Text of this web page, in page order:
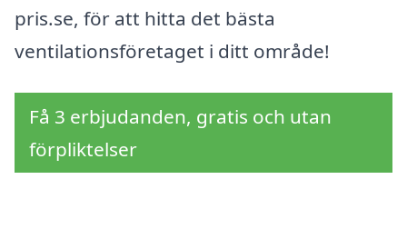
pris.se, för att hitta det bästa
ventilationsföretaget i ditt område!
Få 3 erbjudanden, gratis och utan
förpliktelser